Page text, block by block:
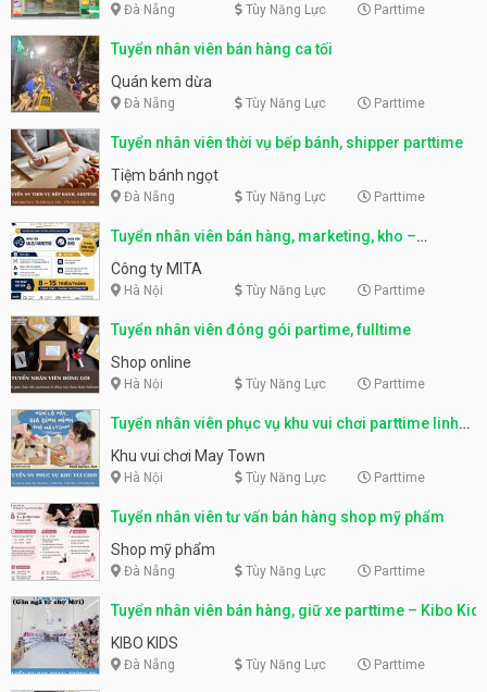
Đà Nẵng Tùy Năng Lực Parttime
Tuyển nhân viên bán hàng ca tối
Quán kem dừa
Đà Nẵng Tùy Năng Lực Parttime
Tuyển nhân viên thời vụ bếp bánh, shipper parttime
Tiệm bánh ngọt
Đà Nẵng Tùy Năng Lực Parttime
Tuyển nhân viên bán hàng, marketing, kho –
parttime, fulltime
Công ty MITA
Hà Nội Tùy Năng Lực Parttime
Tuyển nhân viên đóng gói partime, fulltime
Shop online
Hà Nội Tùy Năng Lực Parttime
Tuyển nhân viên phục vụ khu vui chơi parttime linh
động
Khu vui chơi May Town
Hà Nội Tùy Năng Lực Parttime
Tuyển nhân viên tư vấn bán hàng shop mỹ phẩm
Shop mỹ phẩm
Đà Nẵng Tùy Năng Lực Parttime
Tuyển nhân viên bán hàng, giữ xe parttime – Kibo Kid
KIBO KIDS
Đà Nẵng Tùy Năng Lực Parttime